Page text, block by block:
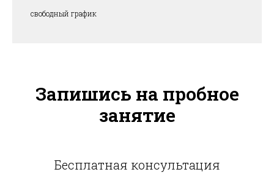
свободный график
Запишись на пробное
занятие
Бесплатная консультация